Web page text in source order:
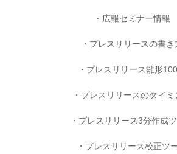
広報セミナー情報
プレスリリースの書き
プレスリリース雛形
プレスリリースのタイミ
プレスリリース3分作成
プレスリリース校正ツ